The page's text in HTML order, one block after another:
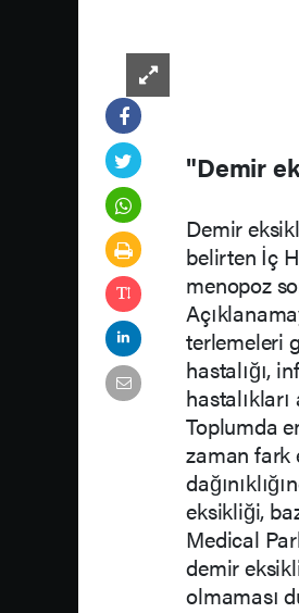
"Demir
Demir
belirten İç
menopoz
terlemeleri
hastalığı,
Toplumda
zaman fark
eksikliği,
Medical
demir
olmaması